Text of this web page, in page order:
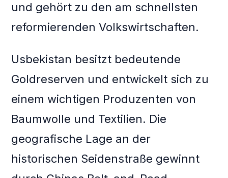
und gehört zu den am schnellsten
reformierenden Volkswirtschaften.
Usbekistan besitzt bedeutende
Goldreserven und entwickelt sich zu
einem wichtigen Produzenten von
Baumwolle und Textilien. Die
geografische Lage an der
historischen Seidenstraße gewinnt